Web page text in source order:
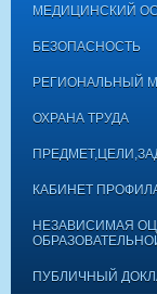
МЕДИЦИНСКИЙ
БЕЗОПАСНОСТЬ
РЕГИОНАЛЬНЫЙ
ОХРАНА ТРУДА
КАБИНЕТ
НЕЗАВИСИМАЯ
ПУБЛИЧНЫЙ